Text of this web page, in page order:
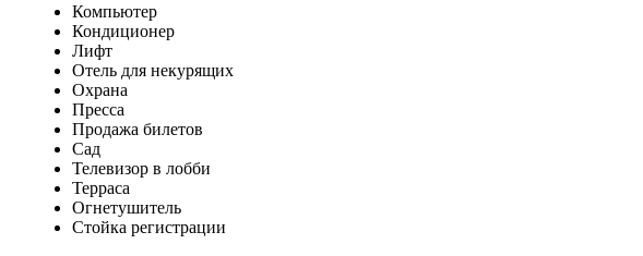
Компьютер
Кондиционер
Лифт
Отель для некурящих
Охрана
Пресса
Продажа билетов
Сад
Телевизор в лобби
Терраса
Огнетушитель
Стойка регистрации